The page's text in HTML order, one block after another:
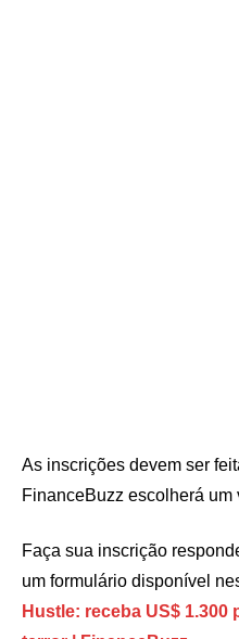
As inscrições devem ser
FinanceBuzz escolherá um
Faça sua inscrição
um formulário disponível
Hustle: receba US$